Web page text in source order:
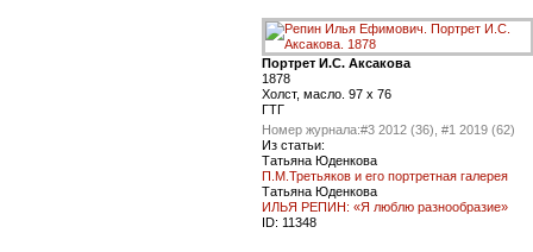
Портрет И.С. Аксакова
1878
Холст, масло. 97 x 76
ГТГ
Номер журнала:#3 2012 (36), #1 2019 (62)
Из статьи:
Татьяна Юденкова
П.М.Третьяков и его портретная галерея
Татьяна Юденкова
ИЛЬЯ РЕПИН: «Я люблю разнообразие»
ID: 11348